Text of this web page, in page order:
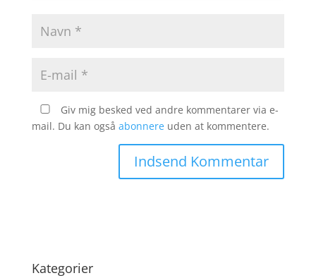
Giv mig besked ved andre kommentarer via e-
mail. Du kan også abonnereuden at kommentere.
Kategorier